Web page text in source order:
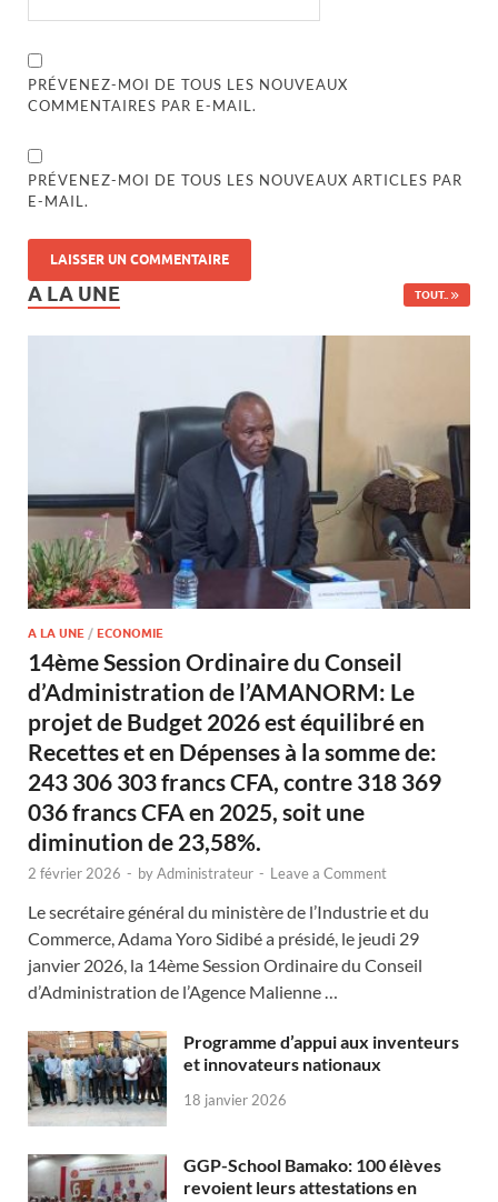
PRÉVENEZ-MOI DE TOUS LES NOUVEAUX
COMMENTAIRES PAR E-MAIL.
PRÉVENEZ-MOI DE TOUS LES NOUVEAUX ARTICLES PAR
E-MAIL.
A LA UNE TOUT..
A LA UNE / ECONOMIE
14ème Session Ordinaire du Conseil
d’Administration de l’AMANORM: Le
projet de Budget 2026 est équilibré en
Recettes et en Dépenses à la somme de:
243 306 303 francs CFA, contre 318 369
036 francs CFA en 2025, soit une
diminution de 23,58%.
2 février 2026 - byAdministrateur - Leave a Comment
Le secrétaire général du ministère de l’Industrie et du
Commerce, Adama Yoro Sidibé a présidé, le jeudi 29
janvier 2026, la 14ème Session Ordinaire du Conseil
d’Administration de l’Agence Malienne …
Programme d’appui aux inventeurs
et innovateurs nationaux
18 janvier 2026
GGP-School Bamako: 100 élèves
revoient leurs attestations en